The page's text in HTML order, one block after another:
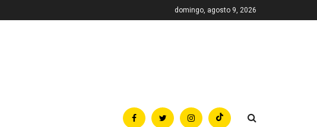
domingo, agosto 9, 2026